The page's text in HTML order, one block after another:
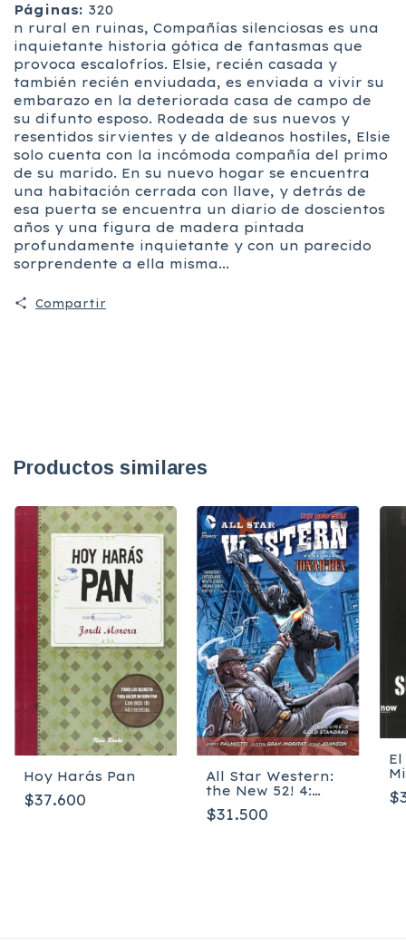
Páginas: 320
n rural en ruinas, Compañías silenciosas es una
inquietante historia gótica de fantasmas que
provoca escalofríos. Elsie, recién casada y
también recién enviudada, es enviada a vivir su
embarazo en la deteriorada casa de campo de
su difunto esposo. Rodeada de sus nuevos y
resentidos sirvientes y de aldeanos hostiles, Elsie
solo cuenta con la incómoda compañía del primo
de su marido. En su nuevo hogar se encuentra
una habitación cerrada con llave, y detrás de
esa puerta se encuentra un diario de doscientos
años y una figura de madera pintada
profundamente inquietante y con un parecido
sorprendente a ella misma...
Compartir
Productos similares
Hoy Harás Pan
$37.600
All Star Western:
the New 52! 4:
Gold Standard -
Tapa blanda
$31.500